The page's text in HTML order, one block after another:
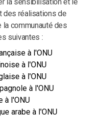
la sensibilisation et le
des réalisations de
la communauté des
suivantes :
à l'ONU
à l'ONU
à l'ONU
à l'ONU
à l'ONU
arabe à l'ONU